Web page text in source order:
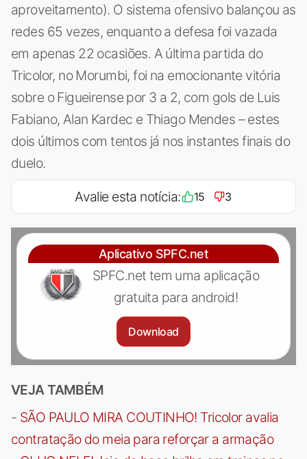
aproveitamento). O sistema ofensivo balançou as
redes 65 vezes, enquanto a defesa foi vazada
em apenas 22 ocasiões. A última partida do
Tricolor, no Morumbi, foi na emocionante vitória
sobre o Figueirense por 3 a 2, com gols de Luis
Fabiano, Alan Kardec e Thiago Mendes – estes
dois últimos com tentos já nos instantes finais do
duelo.
Avalie esta notícia: 15 3
Aplicativo SPFC.net
SPFC.net tem uma aplicação
gratuita para android!
Download
VEJA TAMBÉM
- SÃO PAULO MIRA COUTINHO! Tricolor avalia
contratação do meia para reforçar a armação